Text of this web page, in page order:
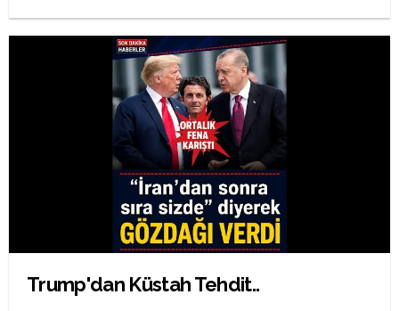
Trump'dan Küstah Tehdit..